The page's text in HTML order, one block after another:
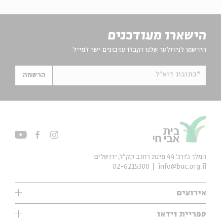
הישארו מעודכנים
הירשמו לניוזלטר שלנו וקבלו עדכונים ישר למייל
*כתובת דוא"ל הרשמה
אירועים
עיון
אנגלית
ספריית וידאו
המלך ג'ורג' 44 פינת רחוב קק״ל, ירושלים
info@bac.org.il
02-6215300